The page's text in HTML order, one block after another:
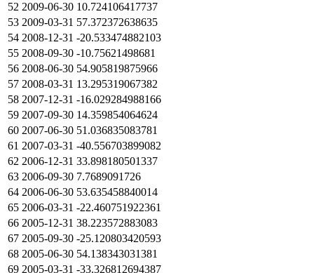
52 2009-06-30 10.724106417737
53 2009-03-31 57.372372638635
54 2008-12-31 -20.533474882103
55 2008-09-30 -10.75621498681
56 2008-06-30 54.905819875966
57 2008-03-31 13.295319067382
58 2007-12-31 -16.029284988166
59 2007-09-30 14.359854064624
60 2007-06-30 51.036835083781
61 2007-03-31 -40.556703899082
62 2006-12-31 33.898180501337
63 2006-09-30 7.7689091726
64 2006-06-30 53.635458840014
65 2006-03-31 -22.460751922361
66 2005-12-31 38.223572883083
67 2005-09-30 -25.120803420593
68 2005-06-30 54.138343031381
69 2005-03-31 -33.326812694387